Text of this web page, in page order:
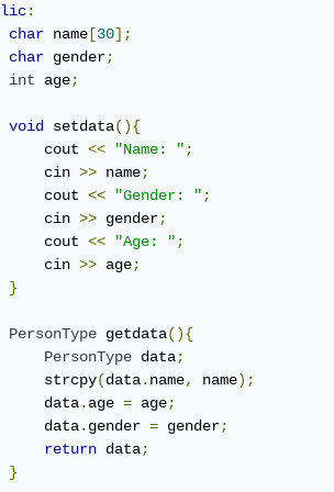
:
char name [30];
char gender;
int age;
void setdata(){
cout
<< "Name: " ;
cin
>> name;
cout
<< "Gender: " ;
cin
>> gender;
cout
<< "Age: " ;
cin
>> age;
}
PersonType getdata(){
PersonType data;
strcpy
(data. name, name);
data
. age = age;
data
. gender = gender;
return data;
}